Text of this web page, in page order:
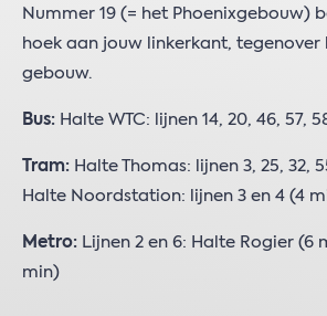
Nummer 19 (= het Phoenixgebouw)
hoek aan jouw linkerkant, tegenover
gebouw.
Bus: Halte WTC: lijnen 14, 20, 46, 57,
Tram: Halte Thomas: lijnen 3, 25, 32,
Halte Noordstation: lijnen 3 en 4 (4
Metro: Lijnen 2 en 6: Halte Rogier (6
min)